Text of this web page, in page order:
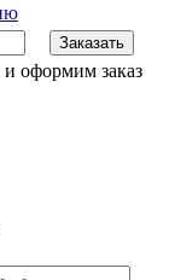
Заказать
оформим заказ